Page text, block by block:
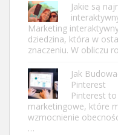
Jakie są
Marketing
dziedzina, która w
znaczeniu. W obliczu
Jak
Pinterest
Pinterest
marketingowe, które
wzmocnienie
…